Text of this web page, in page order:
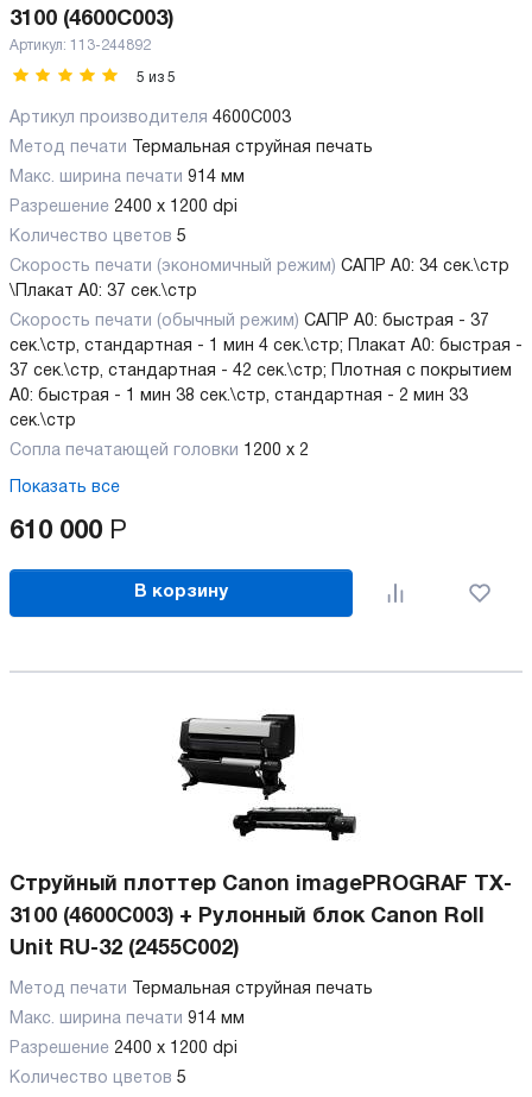
3100 (4600C003)
Артикул: 113-244892
5 из 5
Артикул производителя 4600C003
Метод печати
Термальная струйная печать
Макс. ширина печати 914 мм
Разрешение 2400 x 1200 dpi
Количество цветов 5
Скорость печати (экономичный режим) САПР А0: 34 сек.\стр
\Плакат А0: 37 сек.\стр
Скорость печати (обычный режим) САПР А0: быстрая - 37
сек.\стр, стандартная - 1 мин 4 сек.\стр; Плакат А0: быстрая -
37 сек.\стр, стандартная - 42 сек.\стр; Плотная с покрытием
А0: быстрая - 1 мин 38 сек.\стр, стандартная - 2 мин 33
сек.\стр
Сопла печатающей головки 1200 x 2
Показать все
610 000 Р
В корзину
Струйный плоттер Canon imagePROGRAF TX-
3100 (4600C003) + Рулонный блок Canon Roll
Unit RU-32 (2455C002)
Метод печати
Термальная струйная печать
Макс. ширина печати 914 мм
Разрешение 2400 x 1200 dpi
Количество цветов 5